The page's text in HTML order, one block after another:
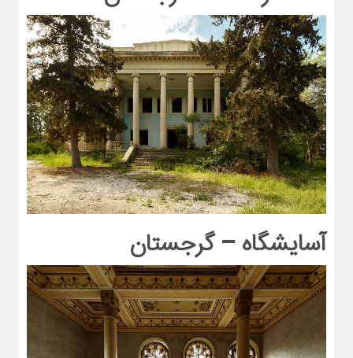
آسایشگاه – گرجستان